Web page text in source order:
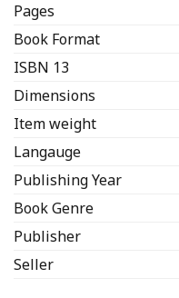
Pages
Book Format
ISBN 13
Dimensions
Item weight
Langauge
Publishing Year
Book Genre
Publisher
Seller